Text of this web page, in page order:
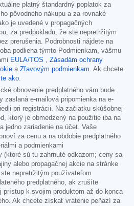
platný štandardný poplatok za
pôvodného nákupu a za rovnaké
je uvedené v propagačných
za predpokladu, že ste nepretržitým
prerušenia. Podrobnosti nájdete na
podlieha týmto Podmienkam, vášmu
EULA/TOS
Zásadám ochrany
a Zľavovým podmienkam . Ak chcete
ako
obnovenie predplatného vám bude
zaslaná e-mailová pripomienka na e-
pri registrácii. Na začiatku skúšobnej
ktorý je obmedzený na použitie iba na
jedno zariadenie na účet. Vaše
za cenu a na obdobie predplatného
a podmienkami
(ktoré sú tu zahrnuté odkazom; ceny sa
alebo propagačnej akcie na stránke
nepretržitým používateľom
predplatného, ak zrušíte
prístup k svojim produktom až do konca
Ak chcete získať vrátenie peňazí za